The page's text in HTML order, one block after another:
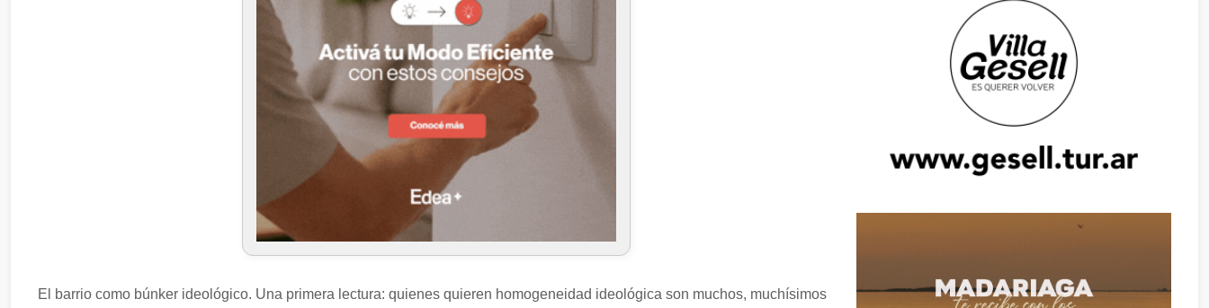
El barrio como búnker ideológico. Una primera lectura: quienes quieren homogeneidad ideológica son muchos, muchísimos